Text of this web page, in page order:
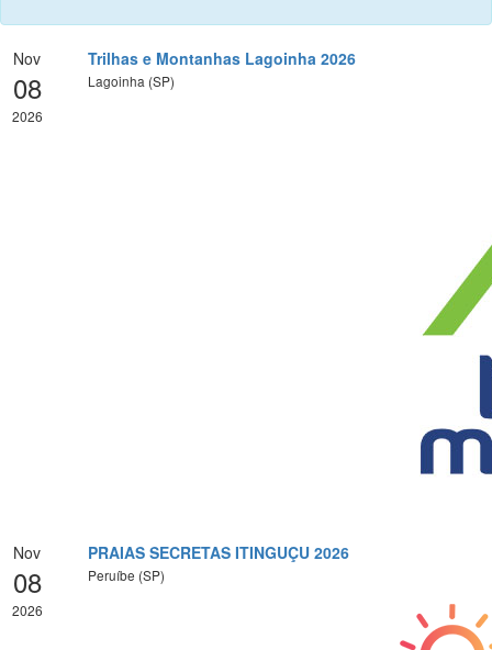
Nov
08
2026
Trilhas e Montanhas Lagoinha 2026
Lagoinha (SP)
Nov
08
2026
PRAIAS SECRETAS ITINGUÇU 2026
Peruíbe (SP)